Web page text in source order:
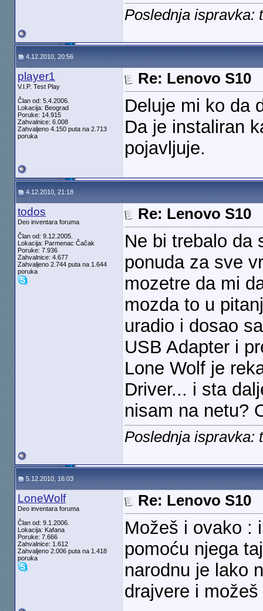
Poslednja ispravka:
4.12.2010, 20:56
player1
V.I.P. Test Play
Član od: 5.4.2006.
Lokacija: Beograd
Poruke: 14.915
Zahvalnice: 6.008
Zahvaljeno 4.150 puta na 2.713
poruka
Re: Lenovo S10
Deluje mi ko da
Da je instaliran
pojavljuje.
4.12.2010, 21:18
todos
Deo inventara foruma
Član od: 9.12.2005.
Lokacija: Parmenac Čačak
Poruke: 7.936
Zahvalnice: 4.677
Zahvaljeno 2.744 puta na 1.644
poruka
Re: Lenovo S10
Ne bi trebalo da
ponuda za sve
mozetre da mi
mozda to u
uradio i dosao
USB Adapter i
Lone Wolf je
Driver... i sta
nisam na netu?
Poslednja ispravka:
5.12.2010, 16:03
LoneWolf
Deo inventara foruma
Član od: 9.1.2006.
Lokacija: Kafana
Poruke: 7.666
Zahvalnice: 1.612
Zahvaljeno 2.006 puta na 1.418
poruka
Re: Lenovo S10
Možeš i ovako :
pomoću njega
narodnu je lako
drajvere i